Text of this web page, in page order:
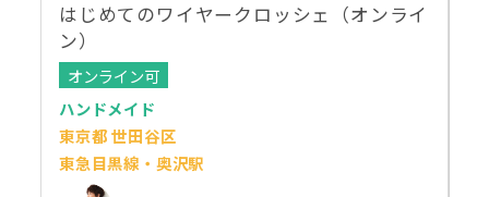
はじめてのワイヤークロッシェ（オンライ
ン）
オンライン可
ハンドメイド
東京都 世田谷区
東急目黒線・奥沢駅